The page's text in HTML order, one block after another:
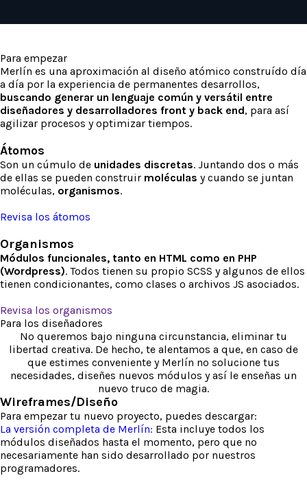
Para empezar
Merlín es una aproximación al diseño atómico construído día
a día por la experiencia de permanentes desarrollos,
buscando generar un lenguaje común y versátil entre
diseñadores y desarrolladores front y back end, para así
agilizar procesos y optimizar tiempos.
Átomos
Son un cúmulo de unidades discretas. Juntando dos o más
de ellas se pueden construir moléculas y cuando se juntan
moléculas, organismos.
Revisa los átomos
Organismos
Módulos funcionales, tanto en HTML como en PHP
(Wordpress). Todos tienen su propio SCSS y algunos de ellos
tienen condicionantes, como clases o archivos JS asociados.
Revisa los organismos
Para los diseñadores
No queremos bajo ninguna circunstancia, eliminar tu
libertad creativa. De hecho, te alentamos a que, en caso de
que estimes conveniente y Merlín no solucione tus
necesidades, diseñes nuevos módulos y así le enseñas un
nuevo truco de magia.
Wireframes/Diseño
Para empezar tu nuevo proyecto, puedes descargar:
La versión completa de Merlín: Esta incluye todos los
módulos diseñados hasta el momento, pero que no
necesariamente han sido desarrollado por nuestros
programadores.